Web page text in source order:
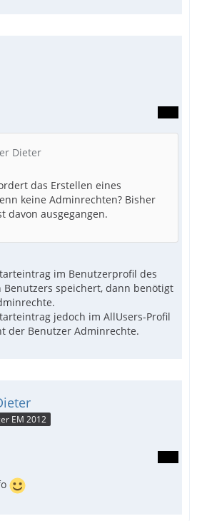
Dieter
das Erstellen eines
keine Adminrechten? Bisher
davon ausgegangen.
im Benutzerprofil des
Benutzers speichert, dann benötigt
jedoch im AllUsers-Profil
der Benutzer Adminrechte.
EM 2012